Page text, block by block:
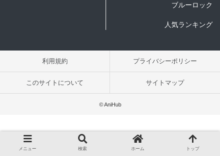
ブルーロック
人気ランキング
利用規約 プライバシーポリシー
このサイトについて サイトマップ
© AniHub
メニュー 検索 ホーム トップ